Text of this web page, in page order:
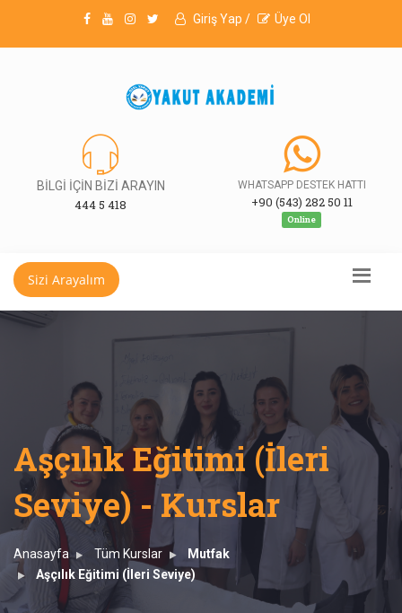
Giriş Yap / Üye Ol
BİLGİ İÇİN BİZİ ARAYIN
444 5 418
WHATSAPP DESTEK HATTI
+90 (543) 282 50 11
Online
Sizi Arayalım
Aşçılık Eğitimi (İleri
Seviye) - Kurslar
Anasayfa Tüm Kurslar
Mutfak
Aşçılık Eğitimi (İleri Seviye)